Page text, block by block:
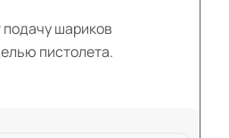
подачу шариков
пистолета.